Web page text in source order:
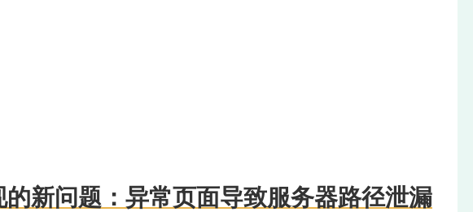
新问题：异常页面导致服务器路径泄漏